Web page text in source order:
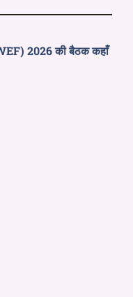
2026 की बैठक कहाँ